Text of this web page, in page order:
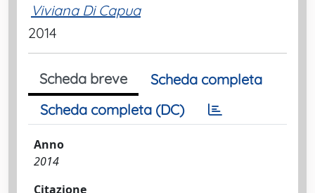
Viviana Di Capua
2014
Scheda breve
Scheda completa
Scheda completa (DC)
Anno
2014
Citazione